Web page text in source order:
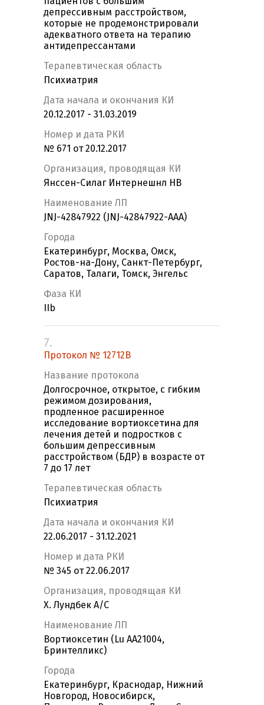
депрессивным расстройством,
которые не продемонстрировали
адекватного ответа на терапию
антидепрессантами
Терапевтическая область
Психиатрия
Дата начала и окончания КИ
20.12.2017 - 31.03.2019
Номер и дата РКИ
№ 671 от 20.12.2017
Организация, проводящая КИ
Янссен-Силаг Интернешнл НВ
Наименование ЛП
JNJ-42847922 (JNJ-42847922-AAA)
Города
Екатеринбург, Москва, Омск,
Ростов-на-Дону, Санкт-Петербург,
Саратов, Талаги, Томск, Энгельс
Фаза КИ
IIb
7.
Протокол № 12712В
Название протокола
Долгосрочное, открытое, с гибким
режимом дозирования,
продленное расширенное
исследование вортиоксетина для
лечения детей и подростков с
большим депрессивным
расстройством (БДР) в возрасте от
7 до 17 лет
Терапевтическая область
Психиатрия
Дата начала и окончания КИ
22.06.2017 - 31.12.2021
Номер и дата РКИ
№ 345 от 22.06.2017
Организация, проводящая КИ
Х. Лундбек А/С
Наименование ЛП
Вортиоксетин (Lu AA21004,
Бринтелликс)
Города
Екатеринбург, Краснодар, Нижний
Новгород, Новосибирск,